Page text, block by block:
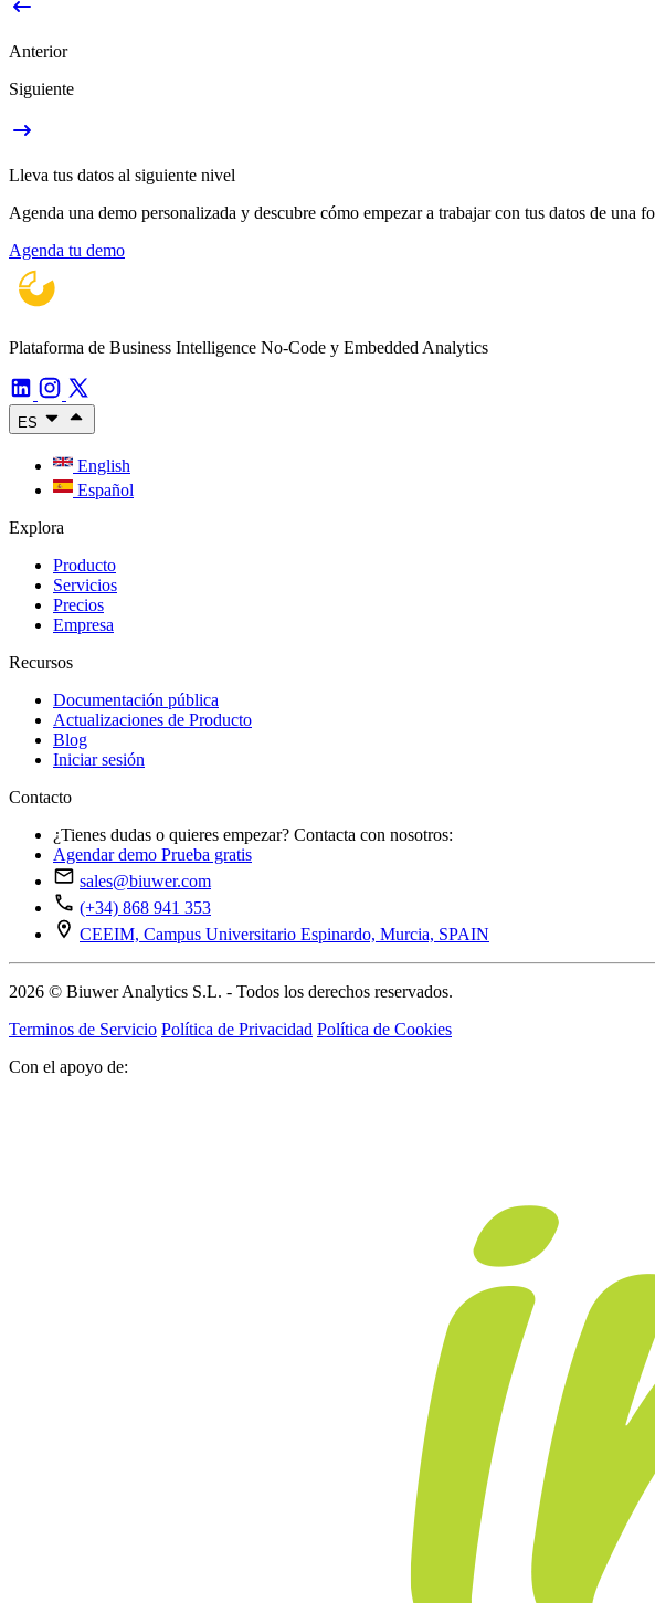
Anterior
Siguiente
Lleva tus datos al siguiente nivel
Agenda una demo personalizada y descubre cómo empezar a trabajar con tus datos de una
Agenda tu demo
Plataforma de Business Intelligence No-Code y Embedded Analytics
ES
English
Español
Explora
Producto
Servicios
Precios
Empresa
Recursos
Documentación pública
Actualizaciones de Producto
Blog
Iniciar sesión
Contacto
¿Tienes dudas o quieres empezar? Contacta con nosotros:
Agendar demo Prueba gratis
sales@biuwer.com
(+34) 868 941 353
CEEIM, Campus Universitario Espinardo, Murcia, SPAIN
2026 © Biuwer Analytics S.L. - Todos los derechos reservados.
Terminos de Servicio Política de Privacidad Política de Cookies
Con el apoyo de: